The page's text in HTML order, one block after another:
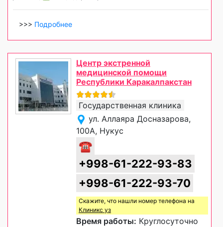
>>> Подробнее
Центр экстренной
медицинской помощи
Республики Каракалпакстан
Государственная клиника
ул. Аллаяра Досназарова,
100А, Нукус
☎
+998-61-222-93-83
+998-61-222-93-70
Скажите, что нашли номер телефона на
Клиникс уз
Время работы: Круглосуточно